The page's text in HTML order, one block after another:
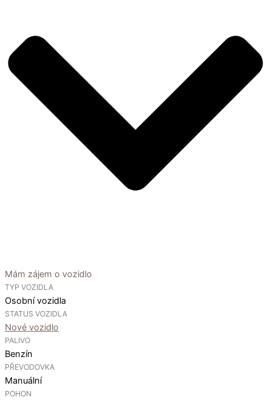
Mám zájem o vozidlo
TYP VOZIDLA
Osobní vozidla
STATUS VOZIDLA
Nové vozidlo
PALIVO
Benzín
PŘEVODOVKA
Manuální
POHON